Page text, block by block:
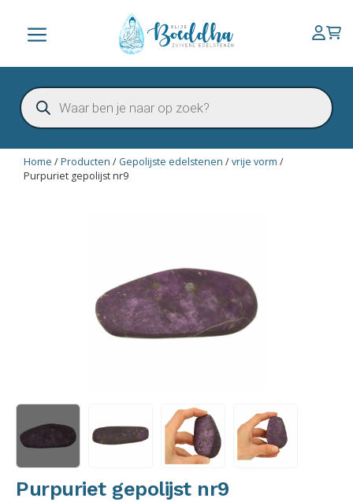
inhoud
Menu
Producten
zoeken
Home /Producten / Gepolijste edelstenen /vrije vorm /
Purpuriet gepolijst nr9
Purpuriet gepolijst nr9